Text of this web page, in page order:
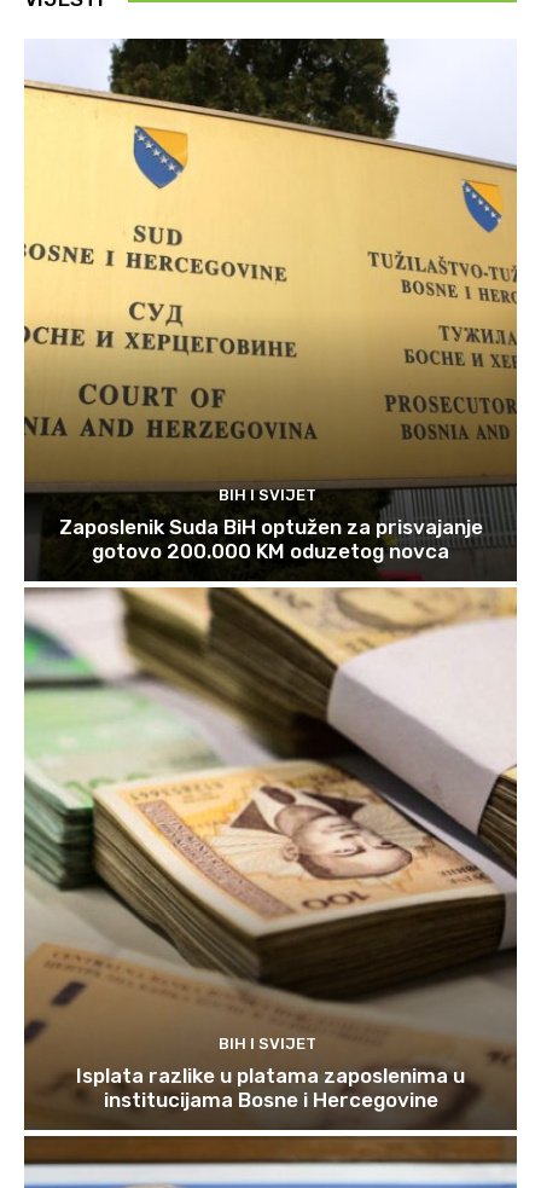
BIH I SVIJET
Zaposlenik Suda BiH optužen za prisvajanje
gotovo 200.000 KM oduzetog novca
BIH I SVIJET
Isplata razlike u platama zaposlenima u
institucijama Bosne i Hercegovine